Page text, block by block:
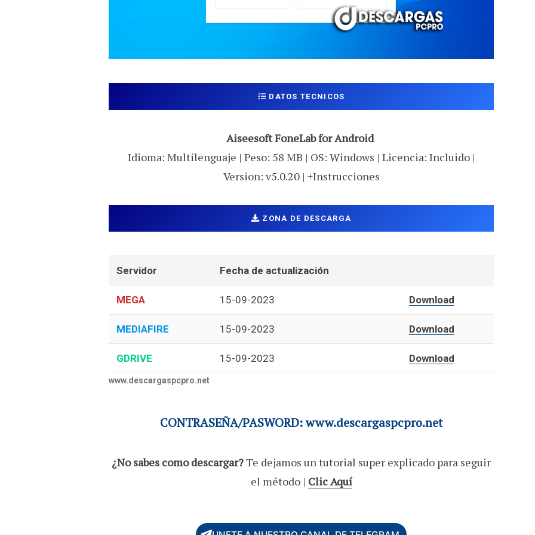
DATOS TECNICOS
Aiseesoft FoneLab for Android
Idioma: Multilenguaje | Peso: 58 MB | OS: Windows | Licencia: Incluido |
Version: v5.0.20 | +Instrucciones
ZONA DE DESCARGA
Servidor Fecha de actualización
MEGA 15-09-2023 Download
MEDIAFIRE 15-09-2023 Download
GDRIVE 15-09-2023 Download
www.descargaspcpro.net
CONTRASEÑA/PASWORD: www.descargaspcpro.net
¿No sabes como descargar?Te dejamos un tutorial super explicado para seguir
el método | Clic Aquí